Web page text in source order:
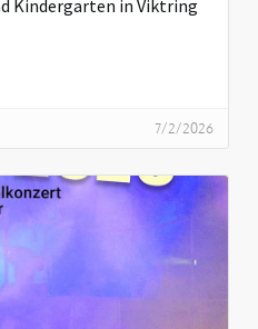
Kindergarten in Viktring
7/2/2026